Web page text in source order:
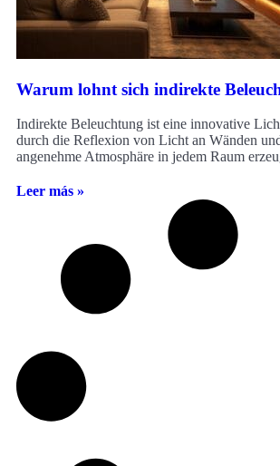
Warum lohnt sich indirekte
Indirekte Beleuchtung ist eine innovative
durch die Reflexion von Licht an Wänden
angenehme Atmosphäre in jedem Raum
Leer más »